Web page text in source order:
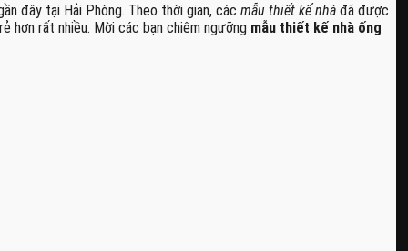
đây tại Hải Phòng. Theo thời gian, các mẫu thiết kế nhà đã được
hơn rất nhiều. Mời các bạn chiêm ngưỡng mẫu thiết kế nhà ống